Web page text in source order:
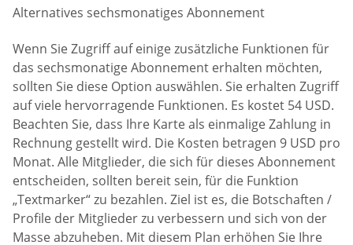
Alternatives sechsmonatiges Abonnement
Wenn Sie Zugriff auf einige zusätzliche Funktionen für
das sechsmonatige Abonnement erhalten möchten,
sollten Sie diese Option auswählen. Sie erhalten Zugriff
auf viele hervorragende Funktionen. Es kostet 54 USD.
Beachten Sie, dass Ihre Karte als einmalige Zahlung in
Rechnung gestellt wird. Die Kosten betragen 9 USD pro
Monat. Alle Mitglieder, die sich für dieses Abonnement
entscheiden, sollten bereit sein, für die Funktion
„Textmarker“ zu bezahlen. Ziel ist es, die Botschaften /
Profile der Mitglieder zu verbessern und sich von der
Masse abzuheben. Mit diesem Plan erhöhen Sie Ihre